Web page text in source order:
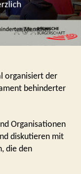
organisiert der
behinderter
Organisationen
diskutieren mit
die den